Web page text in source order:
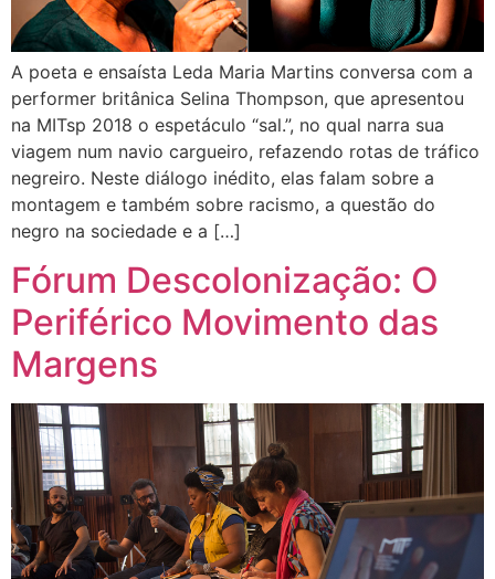
A poeta e ensaísta Leda Maria Martins conversa com a
performer britânica Selina Thompson, que apresentou
na MITsp 2018 o espetáculo “sal.”, no qual narra sua
viagem num navio cargueiro, refazendo rotas de tráfico
negreiro. Neste diálogo inédito, elas falam sobre a
montagem e também sobre racismo, a questão do
negro na sociedade e a […]
Fórum Descolonização: O
Periférico Movimento das
Margens